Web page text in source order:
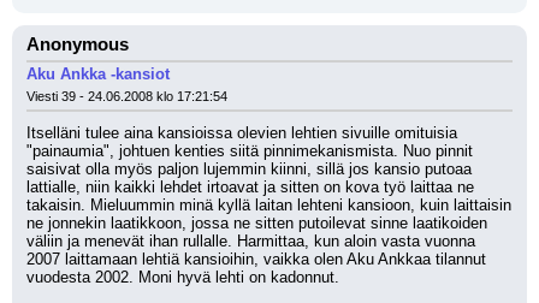
Anonymous
Aku Ankka -kansiot
Viesti 39 - 24.06.2008 klo 17:21:54
Itselläni tulee aina kansioissa olevien lehtien sivuille omituisia
"painaumia", johtuen kenties siitä pinnimekanismista. Nuo pinnit
saisivat olla myös paljon lujemmin kiinni, sillä jos kansio putoaa
lattialle, niin kaikki lehdet irtoavat ja sitten on kova työ laittaa ne
takaisin. Mieluummin minä kyllä laitan lehteni kansioon, kuin laittaisin
ne jonnekin laatikkoon, jossa ne sitten putoilevat sinne laatikoiden
väliin ja menevät ihan rullalle. Harmittaa, kun aloin vasta vuonna
2007 laittamaan lehtiä kansioihin, vaikka olen Aku Ankkaa tilannut
vuodesta 2002. Moni hyvä lehti on kadonnut.